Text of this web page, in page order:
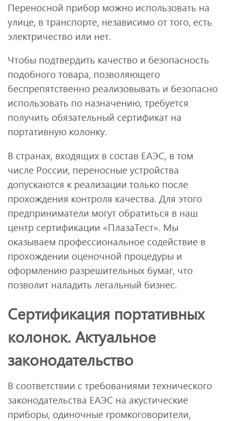
Переносной прибор можно использовать на
улице, в транспорте, независимо от того, есть
электричество или нет.
Чтобы подтвердить качество и безопасность
подобного товара, позволяющего
беспрепятственно реализовывать и безопасно
использовать по назначению, требуется
получить обязательный сертификат на
портативную колонку.
В странах, входящих в состав ЕАЭС, в том
числе России, переносные устройства
допускаются к реализации только после
прохождения контроля качества. Для этого
предприниматели могут обратиться в наш
центр сертификации «ПлазаТест». Мы
оказываем профессиональное содействие в
прохождении оценочной процедуры и
оформлению разрешительных бумаг, что
позволит наладить легальный бизнес.
Сертификация портативных
колонок. Актуальное
законодательство
В соответствии с требованиями технического
законодательства ЕАЭС на акустические
приборы, одиночные громкоговорители,